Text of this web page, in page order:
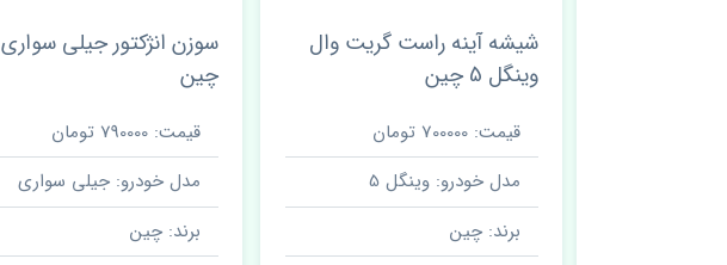
شیشه آینه راست گریت وال
وینگل 5 چین
قیمت: 700000 تومان
مدل خودرو: وینگل 5
برند: چین
سوزن انژکتور جیلی سواری
چین
قیمت: 790000 تومان
مدل خودرو: جیلی سواری
برند: چین